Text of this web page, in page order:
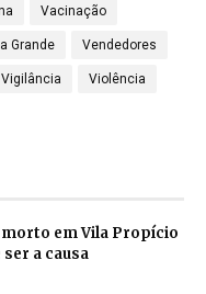
Vacinação
Grande Vendedores
Vigilância Violência
em Vila Propício
a causa